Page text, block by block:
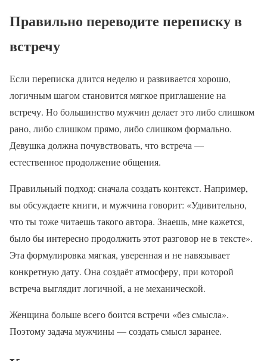
Правильно переводите переписку в
встречу
Если переписка длится неделю и развивается хорошо,
логичным шагом становится мягкое приглашение на
встречу. Но большинство мужчин делает это либо слишком
рано, либо слишком прямо, либо слишком формально.
Девушка должна почувствовать, что встреча —
естественное продолжение общения.
Правильный подход: сначала создать контекст. Например,
вы обсуждаете книги, и мужчина говорит: «Удивительно,
что ты тоже читаешь такого автора. Знаешь, мне кажется,
было бы интересно продолжить этот разговор не в тексте».
Эта формулировка мягкая, уверенная и не навязывает
конкретную дату. Она создаёт атмосферу, при которой
встреча выглядит логичной, а не механической.
Женщина больше всего боится встречи «без смысла».
Поэтому задача мужчины — создать смысл заранее.